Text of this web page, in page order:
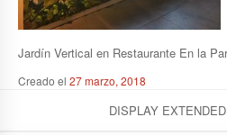
Jardín Vertical en Restaurante En la
Creado el 27 marzo, 2018
DISPLAY